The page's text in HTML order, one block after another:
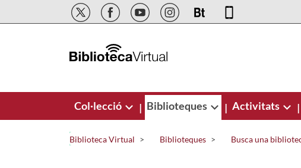
Salta al contingut principal
Col·lecció | Biblioteques | Activitats |
Biblioteca Virtual Biblioteques Busca una